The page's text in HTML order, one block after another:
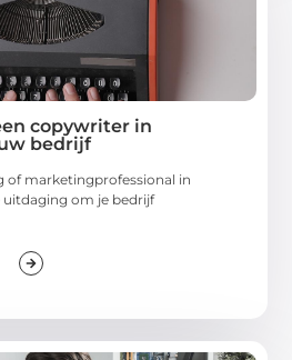
copywriter in
bedrijf
of marketingprofessional in
uitdaging om je bedrijf